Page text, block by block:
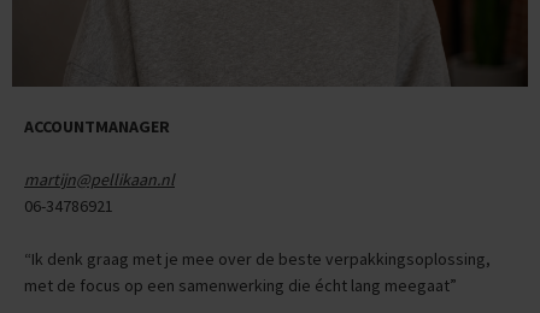
ACCOUNTMANAGER
martijn@pellikaan.nl
06-34786921
“Ik denk graag met je mee over de beste verpakkingsoplossing,
met de focus op een samenwerking die écht lang meegaat”